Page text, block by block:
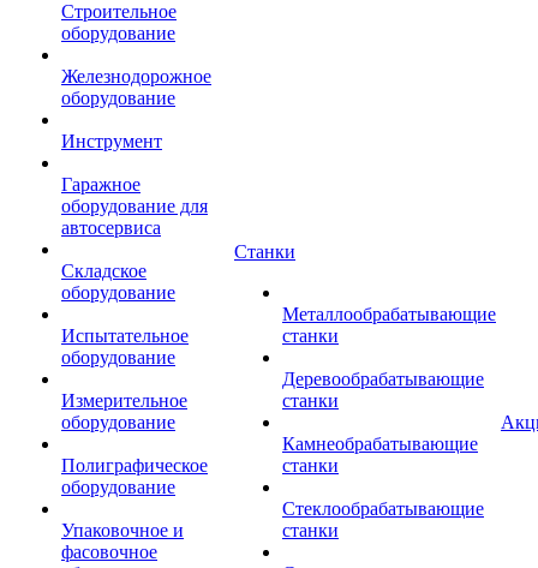
Строительное
оборудование
Железнодорожное
оборудование
Инструмент
Гаражное
оборудование для
автосервиса
Складское
оборудование
Испытательное
оборудование
Измерительное
оборудование
Полиграфическое
оборудование
Упаковочное и
фасовочное
Станки
Металлообрабатывающие
станки
Деревообрабатывающие
станки
Камнеобрабатывающие
станки
Стеклообрабатывающие
станки